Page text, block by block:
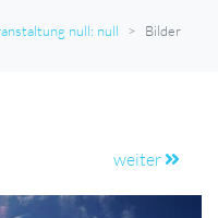
null: null Bilder
weiter